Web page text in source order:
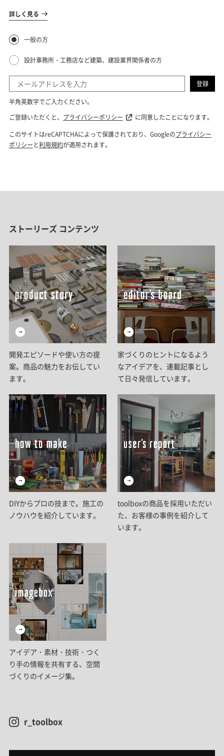
ストーリーズ コンテンツ
開発エピソードや使い方の提
案。商品の魅力をお伝してい
ます。
家づくりのヒントになるよう
なアイデアを、連載記事とし
て日々発信しています。
DIYからプロの技まで。施工の
ノウハウを紹介しています。
toolboxの商品を採用いただい
た、お客様の事例を紹介して
います。
アイデア・素材・技術・つく
り手の情報を共有する、空間
づくりのイメージ集。
r_toolbox